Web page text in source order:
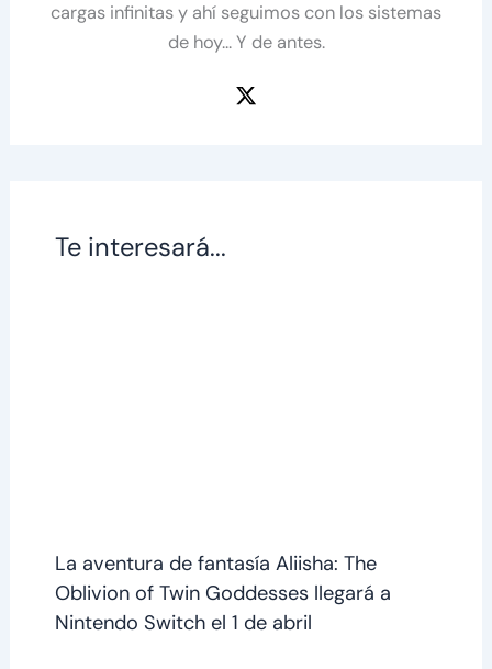
cargas infinitas y ahí seguimos con los sistemas
de hoy... Y de antes.
Te interesará...
La aventura de fantasía Aliisha: The
Oblivion of Twin Goddesses llegará a
Nintendo Switch el 1 de abril